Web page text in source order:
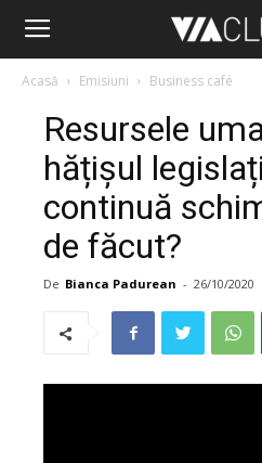
Acasă Emisiuni Business café
Resursele
hățișul
continuă
de făcut?
De Bianca Padurean - 26/10/2020